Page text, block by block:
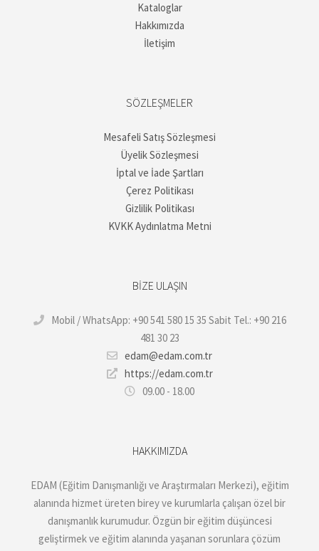
Kataloglar
Hakkımızda
İletişim
SÖZLEŞMELER
Mesafeli Satış Sözleşmesi
Üyelik Sözleşmesi
İptal ve İade Şartları
Çerez Politikası
Gizlilik Politikası
KVKK Aydınlatma Metni
BIZE ULAŞIN
Mobil / WhatsApp: +90 541 580 15 35 Sabit Tel.: +90 216
481 30 23
edam@edam.com.tr
https://edam.com.tr
09.00 - 18.00
HAKKIMIZDA
EDAM (Eğitim Danışmanlığı ve Araştırmaları Merkezi), eğitim
alanında hizmet üreten birey ve kurumlarla çalışan özel bir
danışmanlık kurumudur. Özgün bir eğitim düşüncesi
geliştirmek ve eğitim alanında yaşanan sorunlara çözüm